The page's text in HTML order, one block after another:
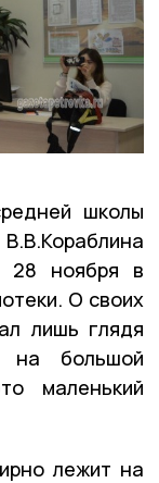
школы
28 ноября в
О своих
лишь глядя
на большой
маленький
лежит на